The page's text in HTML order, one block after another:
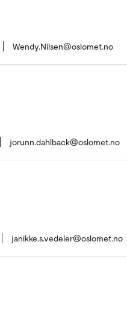
Wendy.Nilsen@oslomet.no
jorunn.dahlback@oslomet.no
janikke.s.vedeler@oslomet.no